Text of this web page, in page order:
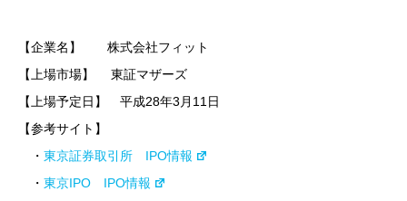
【企業名】 株式会社フィット
【上場市場】 東証マザーズ
【上場予定日】 平成28年3月11日
【参考サイト】
・ 東京証券取引所 IPO情報
・ 東京IPO IPO情報